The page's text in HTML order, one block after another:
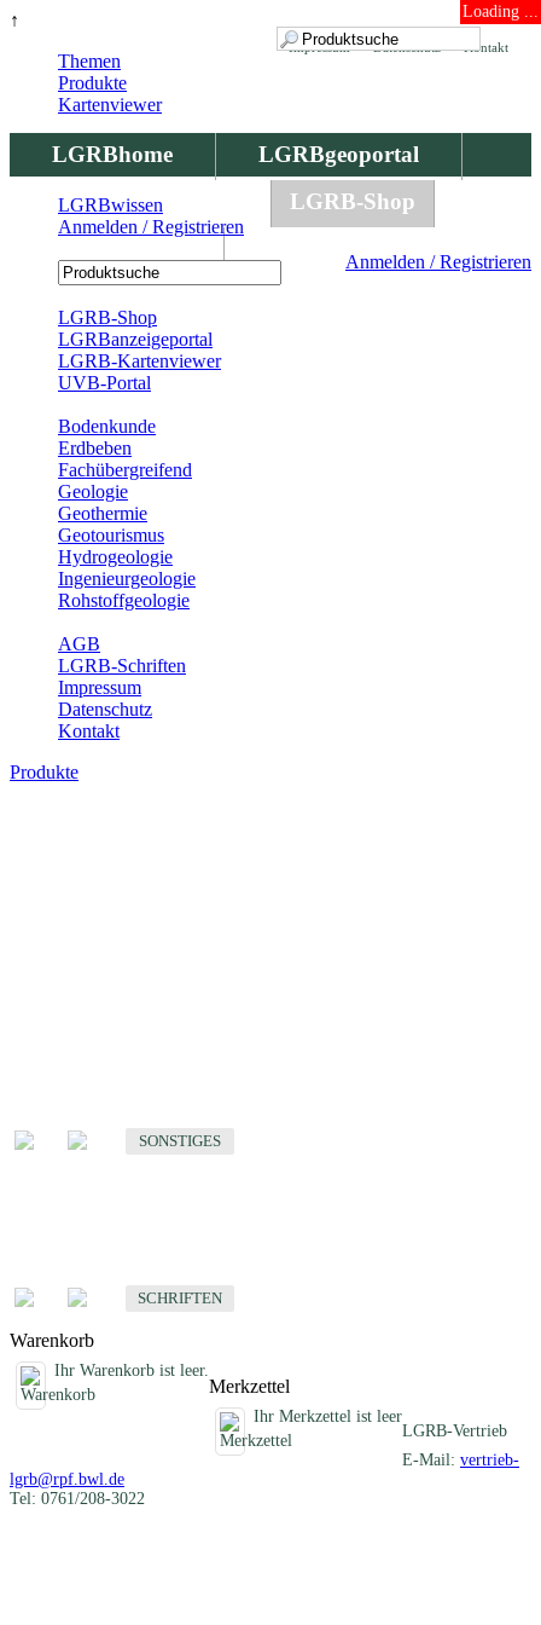
↑ Loading ...
Kontakt
Datenschutz
Impressum
LGRBhome
LGRBgeoportal
LGRBbohrungen
LGRB-Shop
Anmelden / Registrieren
Themen
Produkte
Kartenviewer
LGRBwissen
Anmelden / Registrieren
LGRB-Shop
LGRBanzeigeportal
LGRB-Kartenviewer
UVB-Portal
Bodenkunde
Erdbeben
Fachübergreifend
Geologie
Geothermie
Geotourismus
Hydrogeologie
Ingenieurgeologie
Rohstoffgeologie
AGB
LGRB-Schriften
Impressum
Datenschutz
Kontakt
Produkte
SONSTIGES
SCHRIFTEN
Warenkorb
Ihr Warenkorb ist leer.
Merkzettel
Ihr Merkzettel ist leer
LGRB-Vertrieb
E-Mail: vertrieb-
lgrb@rpf.bwl.de
Tel: 0761/208-3022